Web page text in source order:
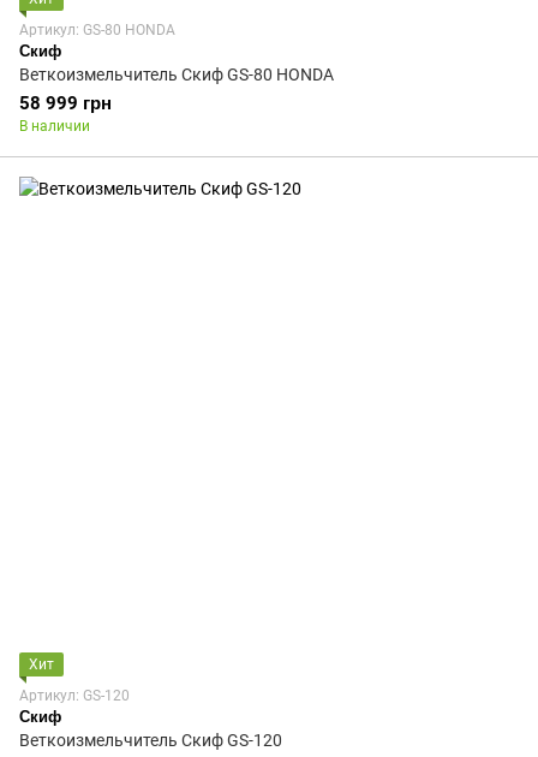
Артикул: GS-80 HONDA
Скиф
Веткоизмельчитель Скиф GS-80 HONDA
58 999 грн
В наличии
Хит
Артикул: GS-120
Скиф
Веткоизмельчитель Скиф GS-120